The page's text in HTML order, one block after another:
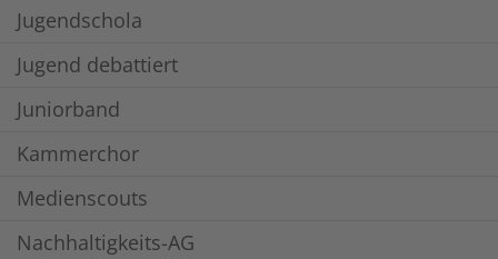
Jugendschola
Jugend debattiert
Juniorband
Kammerchor
Medienscouts
Nachhaltigkeits-AG